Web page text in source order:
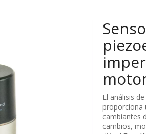
El análisis
proporciona
cambiantes
cambios,